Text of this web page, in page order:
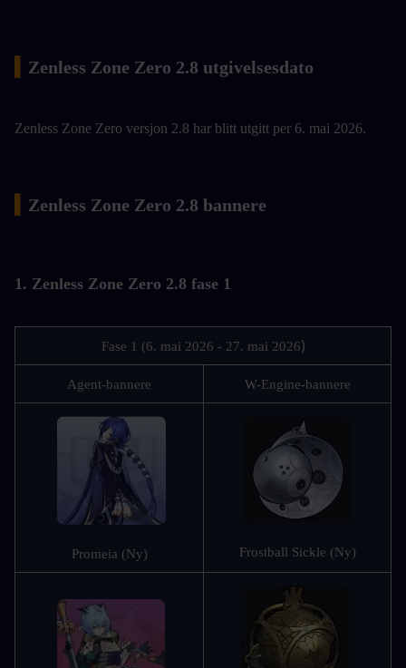
Zenless Zone Zero 2.8 utgivelsesdato
Zenless Zone Zero versjon 2.8 har blitt utgitt per 6. mai 2026.
Zenless Zone Zero 2.8 bannere
1. Zenless Zone Zero 2.8 fase 1
Fase 1 (6. mai 2026 - 27. mai 2026)
Agent-bannere W-Engine-bannere
Promeia (Ny) Frostball Sickle (Ny)